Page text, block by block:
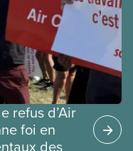
refus d’Air
foi en
des